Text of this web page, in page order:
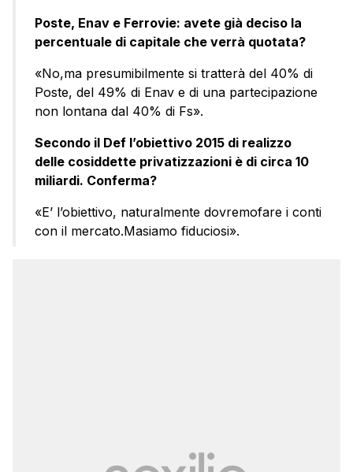
Poste, Enav e Ferrovie: avete già deciso la
percentuale di capitale che verrà quotata?
«No,ma presumibilmente si tratterà del 40% di
Poste, del 49% di Enav e di una partecipazione
non lontana dal 40% di Fs».
Secondo il Def l’obiettivo 2015 di realizzo
delle cosiddette privatizzazioni è di circa 10
miliardi. Conferma?
«E’ l’obiettivo, naturalmente dovremofare i conti
con il mercato.Masiamo fiduciosi».